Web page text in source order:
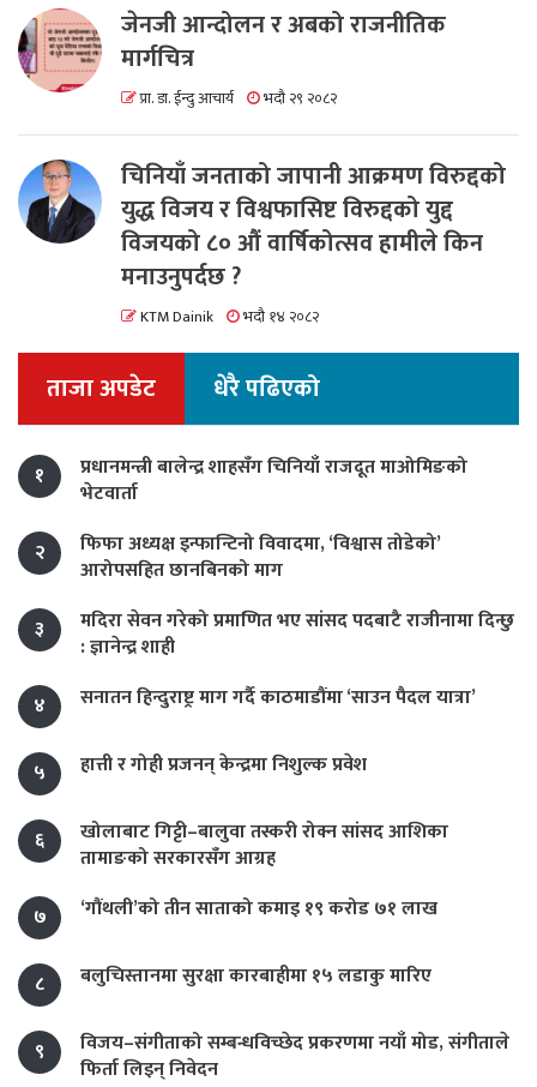
जेनजी आन्दोलन र अबको राजनीतिक
मार्गचित्र
प्रा. डा. ईन्दु आचार्य भदौ २९ २०८२
चिनियाँ जनताको जापानी आक्रमण विरुद्दको
युद्ध विजय र विश्वफासिष्ट विरुद्दको युद्द
विजयको ८० औं वार्षिकोत्सव हामीले किन
मनाउनुपर्दछ ?
KTM Dainik भदौ १४ २०८२
ताजा अपडेट धेरै पढिएको
१
प्रधानमन्त्री बालेन्द्र शाहसँग चिनियाँ राजदूत माओमिङको
भेटवार्ता
२
फिफा अध्यक्ष इन्फान्टिनो विवादमा, ‘विश्वास तोडेको’
आरोपसहित छानबिनको माग
३
मदिरा सेवन गरेको प्रमाणित भए सांसद पदबाटै राजीनामा दिन्छु
: ज्ञानेन्द्र शाही
४
सनातन हिन्दुराष्ट्र माग गर्दै काठमाडौंमा ‘साउन पैदल यात्रा’
५ हात्ती र गोही प्रजनन् केन्द्रमा निशुल्क प्रवेश
६
खोलाबाट गिट्टी–बालुवा तस्करी रोक्न सांसद आशिका
तामाङको सरकारसँग आग्रह
७
‘गौंथली’को तीन साताको कमाइ १९ करोड ७१ लाख
८ बलुचिस्तानमा सुरक्षा कारबाहीमा १५ लडाकु मारिए
९
विजय–संगीताको सम्बन्धविच्छेद प्रकरणमा नयाँ मोड, संगीता‍ले
फिर्ता लिइन् निवेदन